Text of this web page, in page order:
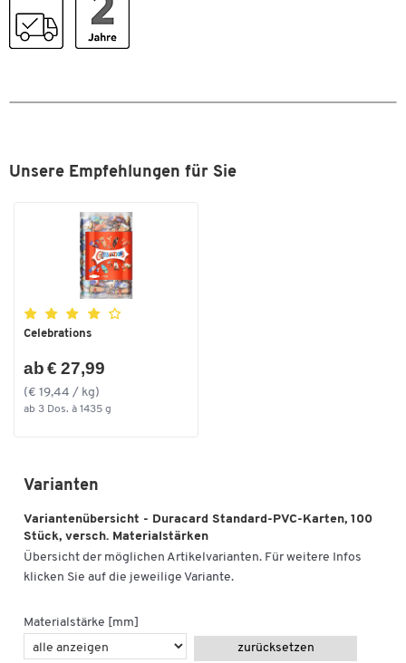
Farbe
Maße
Unsere Empfehlungen für Sie
Celebrations
ab € 27,99
(€ 19,44 / kg)
ab 3 Dos. à 1435 g
Varianten
Variantenübersicht - Duracard Standard-PVC-Karten, 100
Stück, versch. Materialstärken
Übersicht der möglichen Artikelvarianten. Für weitere Infos
klicken Sie auf die jeweilige Variante.
Materialstärke [mm]
zurücksetzen
Zum Zoomen doppeltippen